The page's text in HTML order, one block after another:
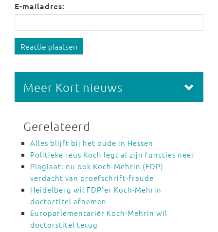
E-mailadres:
Reactie plaatsen
Meer Kort nieuws
Gerelateerd
Alles blijft bij het oude in Hessen
Politieke reus Koch legt al zijn functies neer
Plagiaat: nu ook Koch-Mehrin (FDP)
verdacht van proefschrift-fraude
Heidelberg wil FDP'er Koch-Mehrin
doctortitel afnemen
Europarlementariër Koch-Mehrin wil
doctorstitel terug